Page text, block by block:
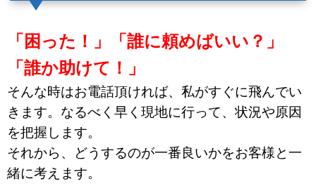
「困った！」「誰に頼めばいい？」
「誰か助けて！」
そんな時はお電話頂ければ、私がすぐに飛んでい
きます。なるべく早く現地に行って、状況や原因
を把握します。
それから、どうするのが一番良いかをお客様と一
緒に考えます。